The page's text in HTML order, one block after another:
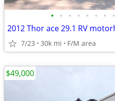
• • • • • • • •
2012 Thor ace 29.1 RV
7/23 30k mi F/M area
$49,000